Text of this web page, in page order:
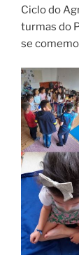
Ciclo do
turmas do
se